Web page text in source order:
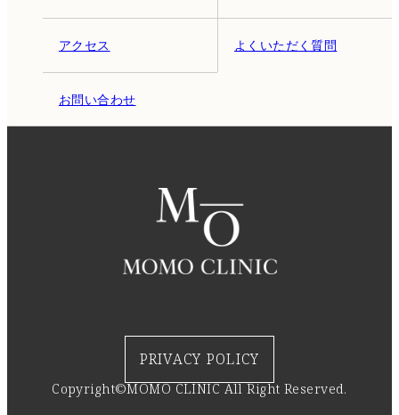
アクセス よくいただく質問
お問い合わせ
PRIVACY POLICY
Copyright©MOMO CLINIC All Right Reserved.